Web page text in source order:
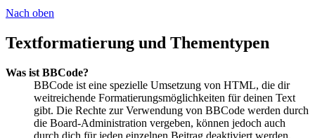
Nach oben
Textformatierung und Thementypen
Was ist BBCode?
BBCode ist eine spezielle Umsetzung von HTML, die dir
weitreichende Formatierungsmöglichkeiten für deinen Text
gibt. Die Rechte zur Verwendung von BBCode werden durch
die Board-Administration vergeben, können jedoch auch
durch dich für jeden einzelnen Beitrag deaktiviert werden.